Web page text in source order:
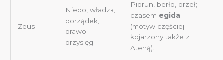
Zeus
Niebo, władza,
porządek,
prawo
przysięgi
Piorun, berło, orzeł;
czasem egida
(motyw częściej
kojarzony także z
Ateną).